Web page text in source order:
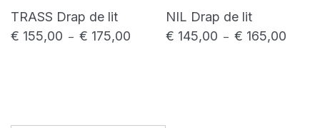
TRASS Drap de lit
€ 155,00 – € 175,00 Plage de prix : € 155,00 à € 175,00
NIL Drap de lit
€ 145,00 – € 165,00